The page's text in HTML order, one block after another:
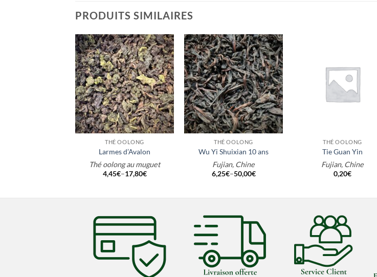
PRODUITS SIMILAIRES
+
THÉ OOLONG
Larmes d’Avalon
Thé oolong au muguet
4,45€–17,80€
+
THÉ OOLONG
Wu Yi Shuixian 10 ans
Fujian, Chine
6,25€–50,00€
THÉ OOLONG
Tie Guan Yin
Fujian, Chine
0,20€